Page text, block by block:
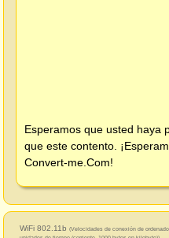
Esperamos que usted haya
que este contento.
Convert-me.Com!
WiFi 802.11b (Velocidades de conexión de